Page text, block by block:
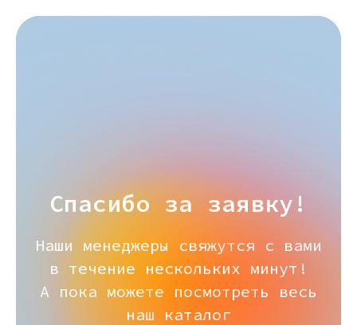
Спасибо за заявку!
Наши менеджеры свяжутся с вами
в течение нескольких минут!
А пока можете посмотреть весь
наш каталог